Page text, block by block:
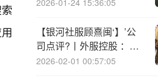
【银河社服顾熹闽‘】’公
司点评?丨外服控股 ：外
包业务维持高增速，费用
2026-02-01 00:57:05